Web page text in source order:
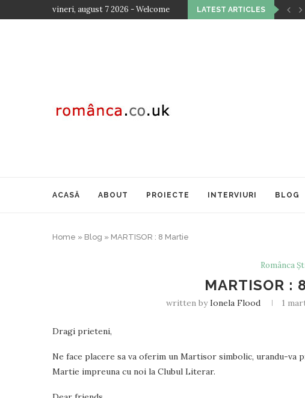
vineri, august 7 2026 - Welcome LATEST ARTICLES
TOAMNA CULTURALĂ ROMÂNEASCĂ LA VIENA – EDIȚIA A...
ACASĂ ABOUT PROIECTE INTERVIURI BLOG
Home » Blog » MARTISOR : 8 Martie
Românca
MARTISOR :
written byIonela Flood 1
Dragi prieteni,
Ne face placere sa va oferim un Martisor simbolic, urandu-va
Martie impreuna cu noi la Clubul Literar.